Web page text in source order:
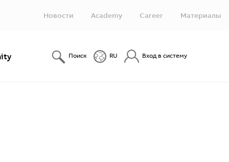
Новости Academy Career Материалы
Поиск RU Вход в систему